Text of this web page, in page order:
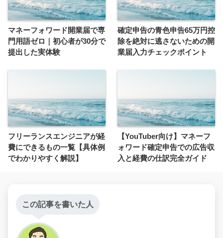
マネーフォワード開業届で専
門用語ゼロ｜初心者が30分で
提出した実体験
確定申告の青色申告65万円控
除を絶対に逃さないための開
業届入力チェックポイント
フリーランスエンジニアが経
費にできるもの一覧【具体例
でわかりやすく解説】
【YouTuber向け】マネーフ
ォワード確定申告での広告収
入と経費の仕訳完全ガイド
この記事を書いた人